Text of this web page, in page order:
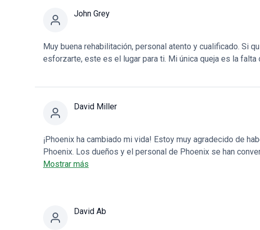
John Grey
Muy buena rehabilitación, personal atento y cualificado. Si
esforzarte, este es el lugar para ti. Mi única queja es la
David Miller
¡Phoenix ha cambiado mi vida! Estoy muy agradecido de
Phoenix. Los dueños y el personal de Phoenix se han
al centro a diario con un objetivo común: ¡salvar tantas
Mostrar más
David Ab